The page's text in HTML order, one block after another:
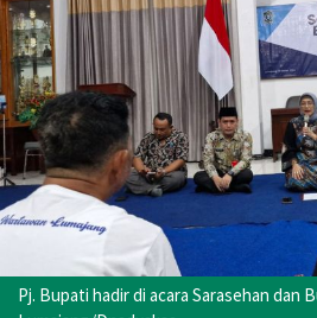
Pj. Bupati hadir di acara Sarasehan dan